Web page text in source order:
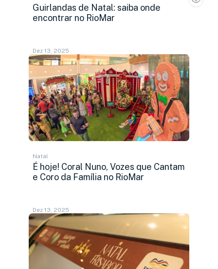
Guirlandas de Natal: saiba onde
encontrar no RioMar
Dez 13, 2025
Natal
É hoje! Coral Nuno, Vozes que Cantam
e Coro da Família no RioMar
Dez 13, 2025